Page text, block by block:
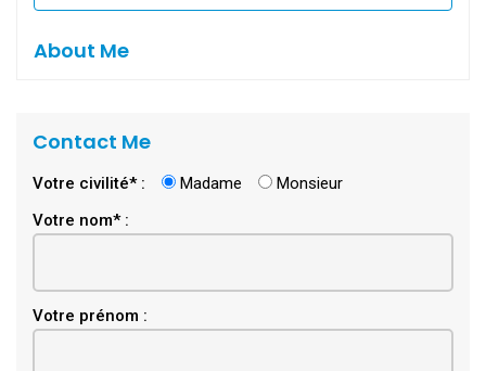
About Me
Contact Me
Votre civilité* : Madame
Monsieur
Votre nom* :
Votre prénom :